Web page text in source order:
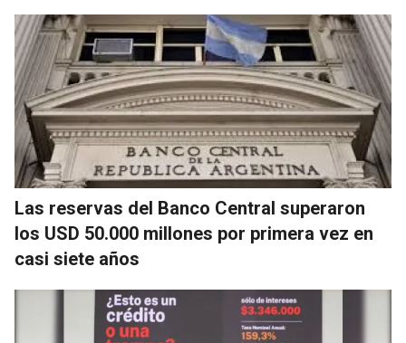
Las reservas del Banco Central superaron
los USD 50.000 millones por primera vez en
casi siete años